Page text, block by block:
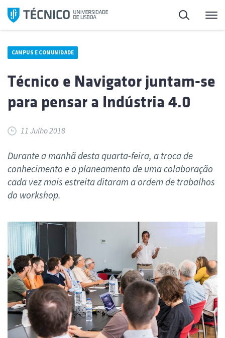
Saltar
para
Pesquisa
CAMPUS E COMUNIDADE
Técnico e Navigator juntam-se
para pensar a Indústria 4.0
11 Julho 2018
Durante a manhã desta quarta-feira, a troca de
conhecimento e o planeamento de uma colaboração
cada vez mais estreita ditaram a ordem de trabalhos
do workshop.